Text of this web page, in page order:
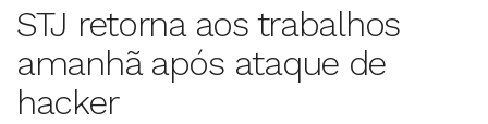
STJ retorna aos trabalhos
amanhã após ataque de
hacker